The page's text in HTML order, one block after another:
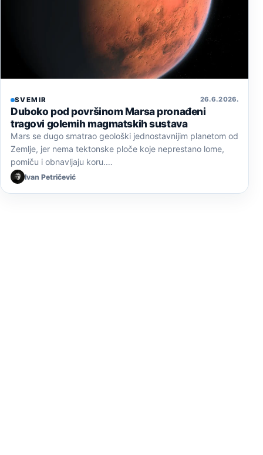
SVEMIR 26. 6. 2026.
Duboko pod površinom Marsa pronađeni
tragovi golemih magmatskih sustava
Mars se dugo smatrao geološki jednostavnijim planetom od
Zemlje, jer nema tektonske ploče koje neprestano lome,
pomiču i obnavljaju koru.…
Ivan Petričević